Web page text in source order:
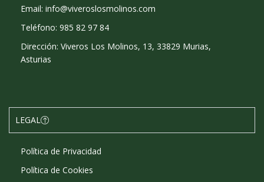
Email: info@viveroslosmolinos.com
Teléfono: 985 82 97 84
Dirección: Viveros Los Molinos, 13, 33829 Murias,
Asturias
LEGAL
Política de Privacidad
Política de Cookies